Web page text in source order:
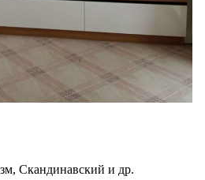
Скандинавский и др.